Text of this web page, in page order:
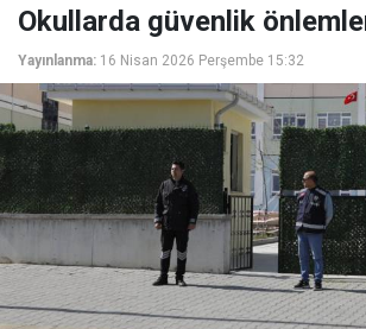
Okullarda güvenlik
Yayınlanma: 16 Nisan 2026 Perşembe 15:32